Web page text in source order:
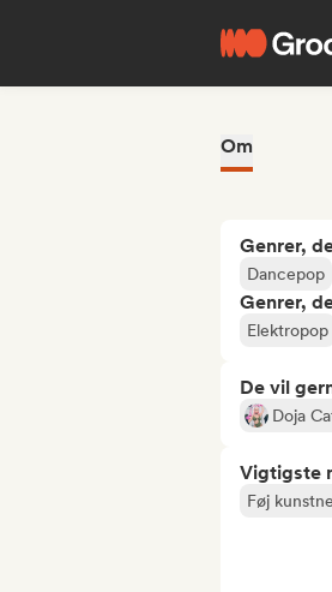
Om
Genrer,
Dancepop
Genrer,
Elektropop
De vil
Doja
Vigtigste
Føj